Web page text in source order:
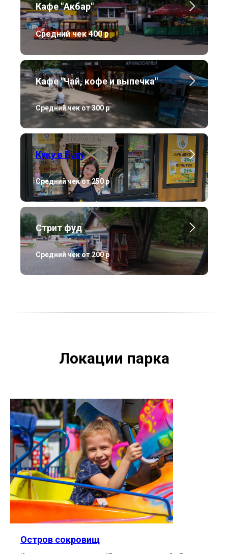
Кафе "Акбар"
Средний чек 400 р
Кафе "Чай, кофе и выпечка"
Средний чек от 300 р
Куку в Руку
Средний чек от 250 р
Стрит фуд
Средний чек от 200 р
Локации парка
Остров сокровищ